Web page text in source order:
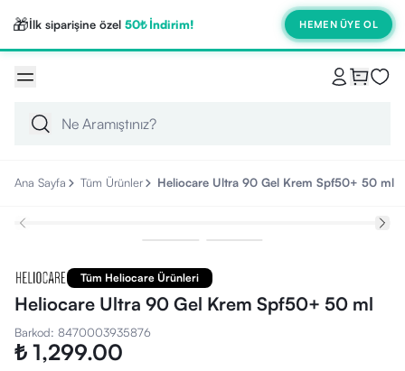
🎁İlk siparişine özel 50₺ İndirim! HEMEN ÜYE OL
Ana Sayfa Tüm Ürünler Heliocare Ultra 90 Gel Krem Spf50+ 50 ml
Tüm Heliocare Ürünleri
Heliocare Ultra 90 Gel Krem Spf50+ 50 ml
Barkod: 8470003935876
₺ 1,299.00